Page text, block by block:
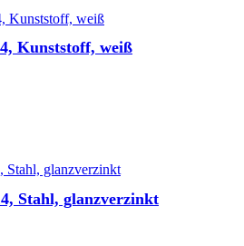
Kunststoff, weiß
Stahl, glanzverzinkt